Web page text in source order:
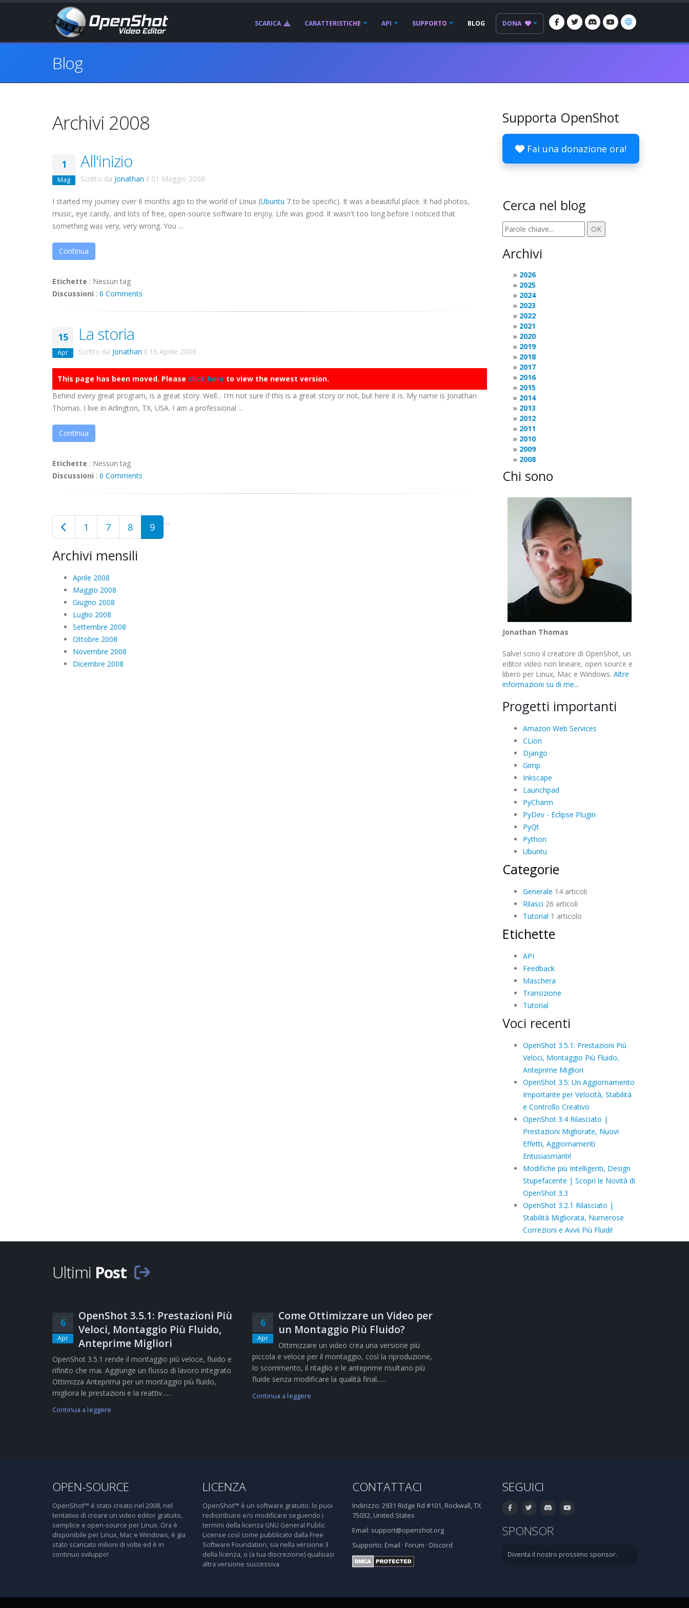
SCARICA CARATTERISTICHE API SUPPORTO BLOG DONA
Blog
Archivi 2008
1
Mag
All'inizio
Scritto da Jonathan il 01 Maggio 2008 .
I started my journey over 6 months ago to the world of Linux (Ubuntu 7 to be specific). It was a beautiful place. It had photos,
music, eye candy, and lots of free, open-source software to enjoy. Life was good. It wasn't too long before I noticed that
something was very, very wrong. You ...
Continua
Etichette : Nessun tag
Discussioni : 6 Comments
15
Apr
La storia
Scritto da Jonathan il 15 Aprile 2008 .
This page has been moved. Please click here to view the newest version.
Behind every great program, is a great story. Well... I'm not sure if this is a great story or not, but here it is. My name is Jonathan
Thomas. I live in Arlington, TX, USA. I am a professional ...
Continua
Etichette : Nessun tag
Discussioni : 0 Comments
1 …
7 8 9
Archivi mensili
Aprile 2008
Maggio 2008
Giugno 2008
Luglio 2008
Settembre 2008
Ottobre 2008
Novembre 2008
Dicembre 2008
Supporta OpenShot
Fai una donazione ora!
Cerca nel blog
Archivi
2026
2025
2024
2023
2022
2021
2020
2019
2018
2017
2016
2015
2014
2013
2012
2011
2010
2009
2008
Chi sono
Jonathan Thomas
Salve! sono il creatore di OpenShot, un
editor video non lineare, open source e
libero per Linux, Mac e Windows. Altre
informazioni su di me...
Progetti importanti
Amazon Web Services
CLion
Django
Gimp
Inkscape
Launchpad
PyCharm
PyDev - Eclipse Plugin
PyQt
Python
Ubuntu
Categorie
Generale 14 articoli
Rilasci 26 articoli
Tutorial 1 articolo
Etichette
API
Feedback
Maschera
Transizione
Tutorial
Voci recenti
OpenShot 3.5.1: Prestazioni Più
Veloci, Montaggio Più Fluido,
Anteprime Migliori
OpenShot 3.5: Un Aggiornamento
Importante per Velocità, Stabilità
e Controllo Creativo
OpenShot 3.4 Rilasciato |
Prestazioni Migliorate, Nuovi
Effetti, Aggiornamenti
Entusiasmanti!
Modifiche più Intelligenti, Design
Stupefacente | Scopri le Novità di
OpenShot 3.3
OpenShot 3.2.1 Rilasciato |
Stabilità Migliorata, Numerose
Correzioni e Avvii Più Fluidi!
Ultimi Post
6
Apr
OpenShot 3.5.1: Prestazioni Più
Veloci, Montaggio Più Fluido,
Anteprime Migliori
OpenShot 3.5.1 rende il montaggio più veloce, fluido e
rifinito che mai. Aggiunge un flusso di lavoro integrato
Ottimizza Anteprima per un montaggio più fluido,
migliora le prestazioni e la reattiv......
Continua a leggere
6
Apr
Come Ottimizzare un Video per
un Montaggio Più Fluido?
Ottimizzare un video crea una versione più
piccola e veloce per il montaggio, così la riproduzione,
lo scorrimento, il ritaglio e le anteprime risultano più
fluide senza modificare la qualità final......
Continua a leggere
OPEN-SOURCE
OpenShot™ è stato creato nel 2008, nel
tentativo di creare un video editor gratuito,
semplice e open-source per Linux. Ora è
disponibile per Linux, Mac e Windows, è gia
stato scaricato milioni di volte ed è in
continuo sviluppo!
LICENZA
OpenShot™ è un software gratuito: lo puoi
redistribuire e/o modificare seguendo i
termini della licenza GNU General Public
License così come pubblicato dalla Free
Software Foundation, sia nella versione 3
della licenza, o (a tua discrezione) qualsiasi
altra versione successiva.
CONTATTACI
Indirizzo: 2931 Ridge Rd #101, Rockwall, TX
75032, United States
Email: support@openshot.org
Supporto: Email · Forum · Discord
SEGUICI
SPONSOR
Diventa il nostro prossimo sponsor.